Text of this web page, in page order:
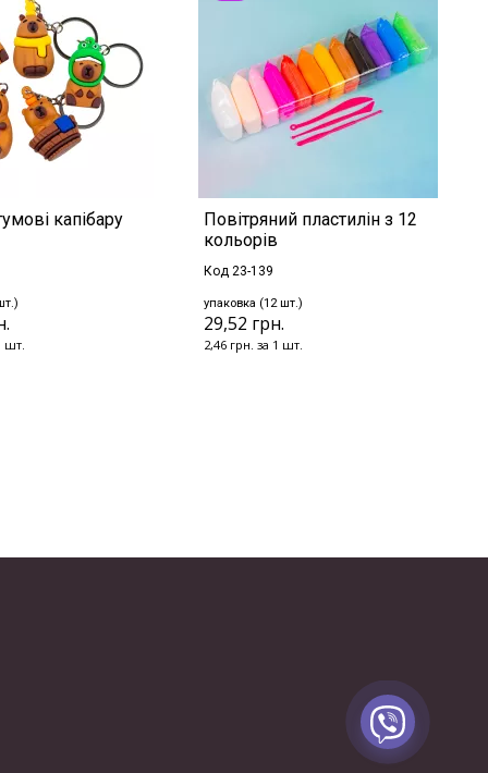
капібару
шт.
Повітряний пластилін з 12
кольорів
Код 23-139
упаковка (12 шт.)
29,52 грн.
2,46 грн. за 1 шт.